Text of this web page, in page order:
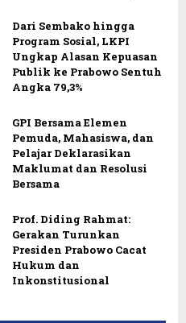
Dari Sembako hingga
Program Sosial, LKPI
Ungkap Alasan Kepuasan
Publik ke Prabowo Sentuh
Angka 79,3%
GPI Bersama Elemen
Pemuda, Mahasiswa, dan
Pelajar Deklarasikan
Maklumat dan Resolusi
Bersama
Prof. Diding Rahmat:
Gerakan Turunkan
Presiden Prabowo Cacat
Hukum dan
Inkonstitusional